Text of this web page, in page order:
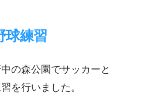
球練習
の​森公園で​サッカーと​
を​行いました。​